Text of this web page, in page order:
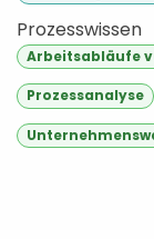
Prozesswissen
Arbeitsabläufe
Prozessanalyse